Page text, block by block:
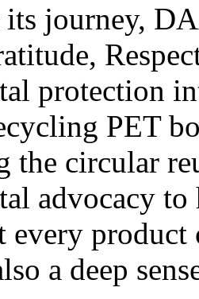
journey,
protection
PET
the circular
advocacy
every
a deep